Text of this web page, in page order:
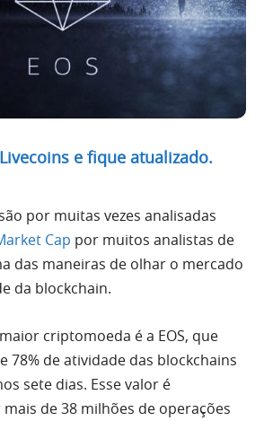
e fique atualizado.
por muitas vezes analisadas
Cap por muitos analistas de
das maneiras de olhar o mercado
da blockchain.
criptomoeda é a EOS, que
78% de atividade das blockchains
sete dias. Esse valor é
de 38 milhões de operações